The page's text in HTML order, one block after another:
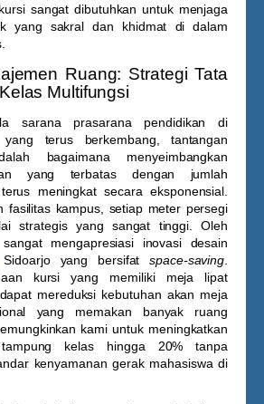
sangat dibutuhkan untuk menjaga
yang sakral dan khidmat di dalam
Ruang: Strategi Tata
Multifungsi
sarana prasarana pendidikan di
terus berkembang, tantangan
bagaimana menyeimbangkan
yang terbatas dengan jumlah
meningkat secara eksponensial.
fasilitas kampus, setiap meter persegi
strategis yang sangat tinggi. Oleh
mengapresiasi inovasi desain
Sidoarjoyang bersifatspace-saving
kursi yang memiliki meja lipat
mereduksi kebutuhan akan meja
yang memakan banyak ruang
kami untuk meningkatkan
kelas hingga 20% tanpa
kenyamanan gerak mahasiswa di